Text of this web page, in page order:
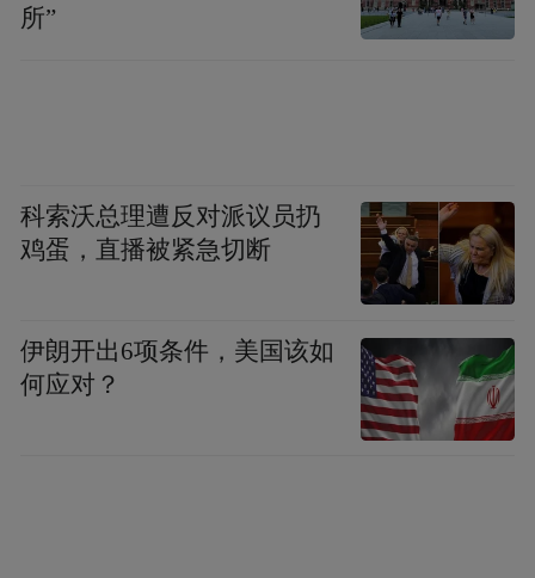
所”
科索沃总理遭反对派议员扔
鸡蛋，直播被紧急切断
伊朗开出6项条件，美国该如
何应对？